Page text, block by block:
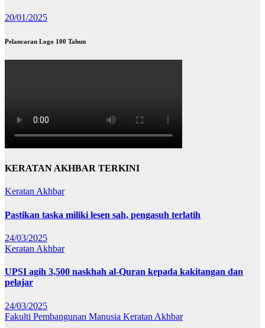
20/01/2025
Pelancaran Logo 100 Tahun
KERATAN AKHBAR TERKINI
Keratan Akhbar
Pastikan taska miliki lesen sah, pengasuh terlatih
24/03/2025
Keratan Akhbar
UPSI agih 3,500 naskhah al-Quran kepada kakitangan dan
pelajar
24/03/2025
Fakulti Pembangunan Manusia Keratan Akhbar